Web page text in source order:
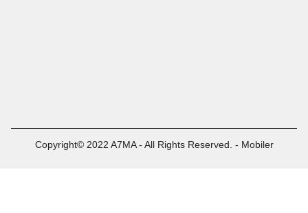
Copyright© 2022 A7MA - All Rights Reserved. - Mobiler